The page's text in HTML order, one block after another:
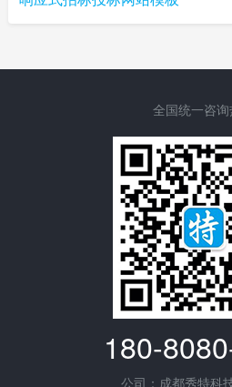
全国统一咨
180-
公司：成都秀特科